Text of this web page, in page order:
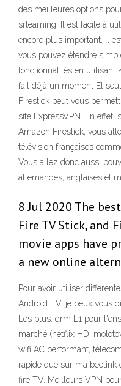
des meilleures options
srteaming. Il est facile à
encore plus important, il
vous pouvez étendre
fonctionnalités en utilisant
fait déjà un moment Et
Firestick peut vous
site ExpressVPN. En
Amazon Firestick, vous
télévision françaises
Vous allez donc aussi
allemandes, anglaises et
8 Jul 2020 The
Fire TV Stick, and
movie apps have
a new online
Pour avoir utiliser
Android TV, je peux vous
Les plus: drm L1 pour
marché (netflix HD,
wifi AC performant,
rapide que sur ma beelink
fire TV. Meilleurs VPN